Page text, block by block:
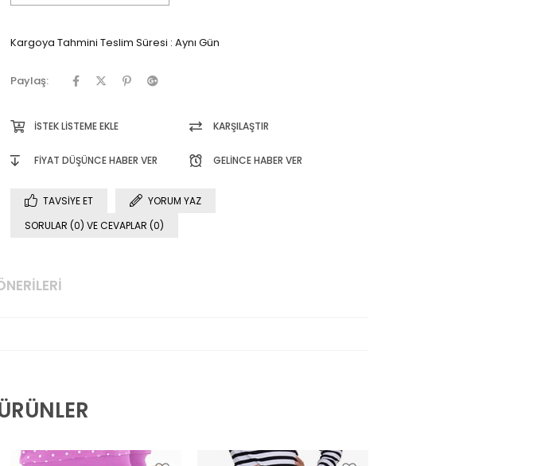
Kargoya Tahmini Teslim Süresi : Aynı Gün
Paylaş:
İSTEK LISTEME EKLE KARŞILAŞTIR
FIYAT DÜŞÜNCE HABER VER GELINCE HABER VER
TAVSIYE ET
YORUM YAZ
SORULAR (0) VE CEVAPLAR (0)